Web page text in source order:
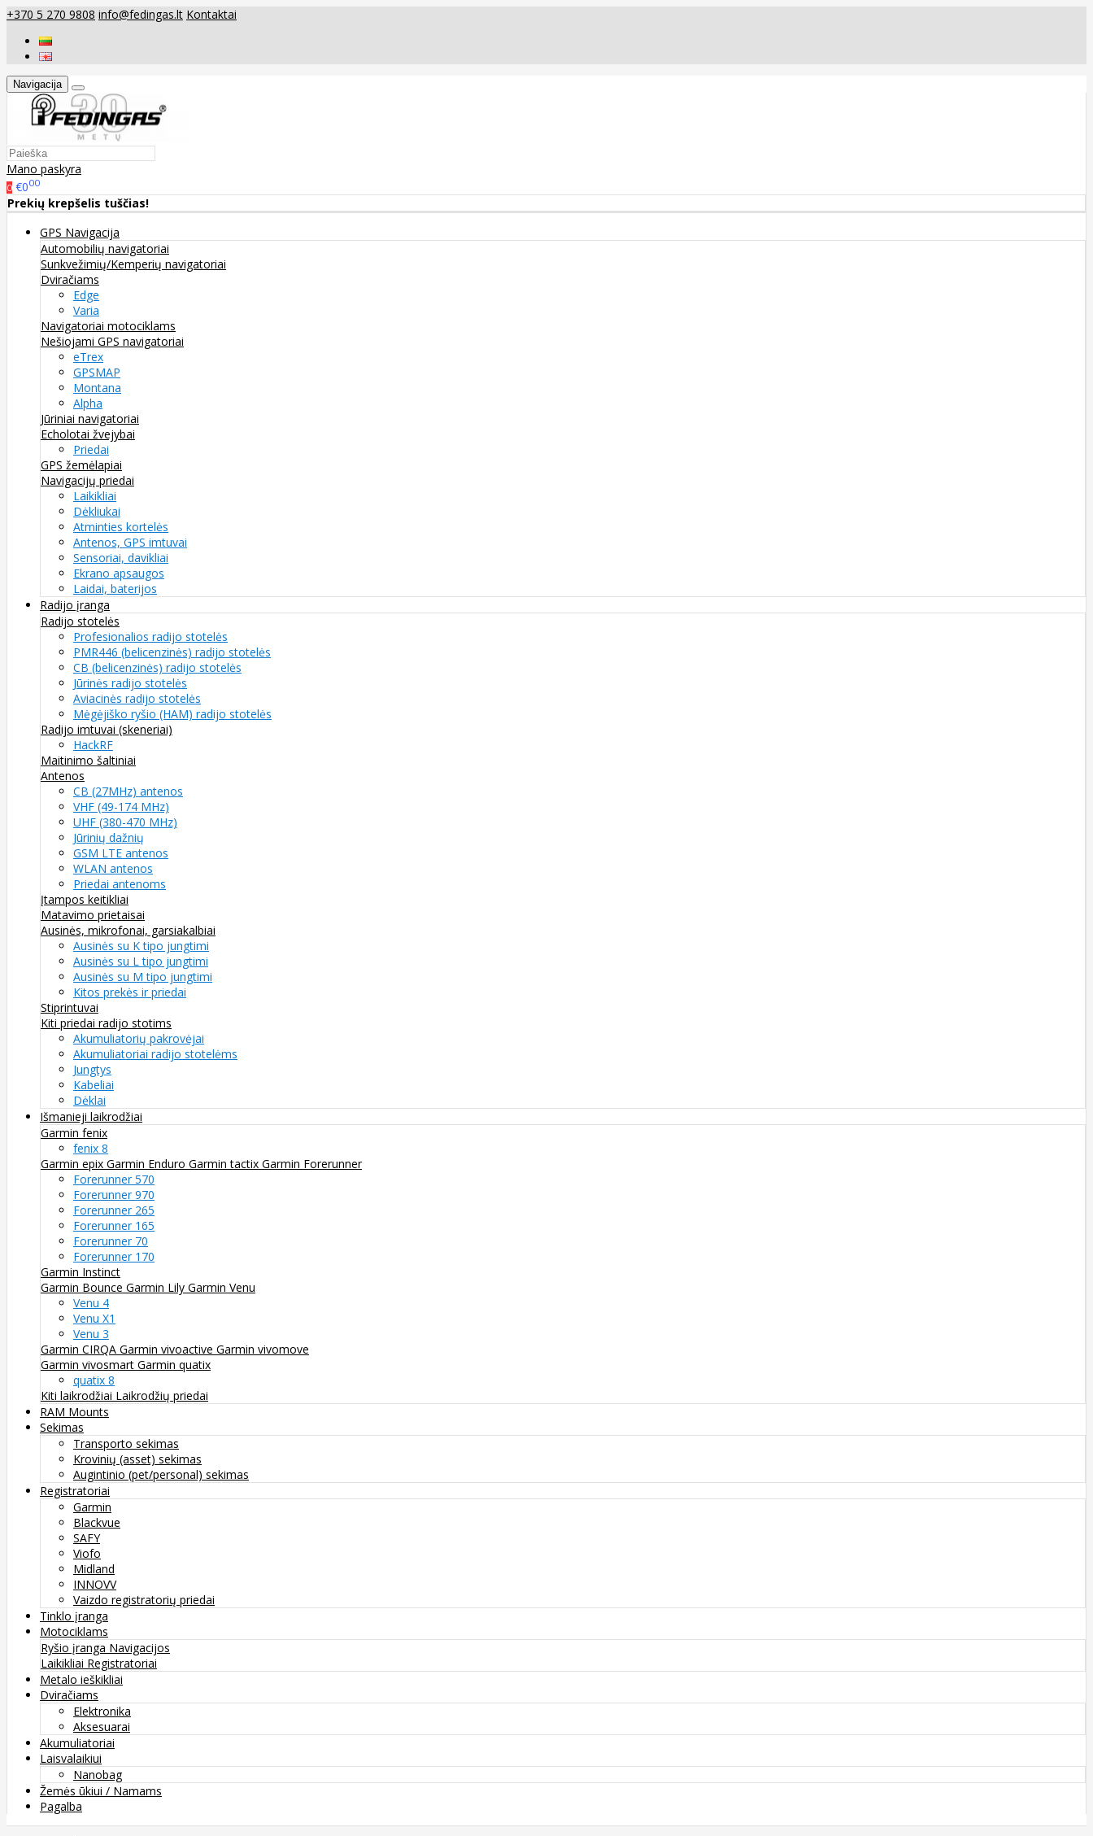
+370 5 270 9808 info@fedingas.lt Kontaktai
Navigacija
Mano paskyra
0 €000
Prekių krepšelis tuščias!
GPS Navigacija
Automobilių navigatoriai
Sunkvežimių/Kemperių navigatoriai
Dviračiams
Edge
Varia
Navigatoriai motociklams
Nešiojami GPS navigatoriai
eTrex
GPSMAP
Montana
Alpha
Jūriniai navigatoriai
Echolotai žvejybai
Priedai
GPS žemėlapiai
Navigacijų priedai
Laikikliai
Dėkliukai
Atminties kortelės
Antenos, GPS imtuvai
Sensoriai, davikliai
Ekrano apsaugos
Laidai, baterijos
Radijo įranga
Radijo stotelės
Profesionalios radijo stotelės
PMR446 (belicenzinės) radijo stotelės
CB (belicenzinės) radijo stotelės
Jūrinės radijo stotelės
Aviacinės radijo stotelės
Mėgėjiško ryšio (HAM) radijo stotelės
Radijo imtuvai (skeneriai)
HackRF
Maitinimo šaltiniai
Antenos
CB (27MHz) antenos
VHF (49-174 MHz)
UHF (380-470 MHz)
Jūrinių dažnių
GSM LTE antenos
WLAN antenos
Priedai antenoms
Įtampos keitikliai
Matavimo prietaisai
Ausinės, mikrofonai, garsiakalbiai
Ausinės su K tipo jungtimi
Ausinės su L tipo jungtimi
Ausinės su M tipo jungtimi
Kitos prekės ir priedai
Stiprintuvai
Kiti priedai radijo stotims
Akumuliatorių pakrovėjai
Akumuliatoriai radijo stotelėms
Jungtys
Kabeliai
Dėklai
Išmanieji laikrodžiai
Garmin fenix
fenix 8
Garmin epix Garmin Enduro Garmin tactix Garmin Forerunner
Forerunner 570
Forerunner 970
Forerunner 265
Forerunner 165
Forerunner 70
Forerunner 170
Garmin Instinct
Garmin Bounce Garmin Lily Garmin Venu
Venu 4
Venu X1
Venu 3
Garmin CIRQA Garmin vivoactive Garmin vivomove
Garmin vivosmart Garmin quatix
quatix 8
Kiti laikrodžiai Laikrodžių priedai
RAM Mounts
Sekimas
Transporto sekimas
Krovinių (asset) sekimas
Augintinio (pet/personal) sekimas
Registratoriai
Garmin
Blackvue
SAFY
Viofo
Midland
INNOVV
Vaizdo registratorių priedai
Tinklo įranga
Motociklams
Ryšio įranga Navigacijos
Laikikliai Registratoriai
Metalo ieškikliai
Dviračiams
Elektronika
Aksesuarai
Akumuliatoriai
Laisvalaikiui
Nanobag
Žemės ūkiui / Namams
Pagalba